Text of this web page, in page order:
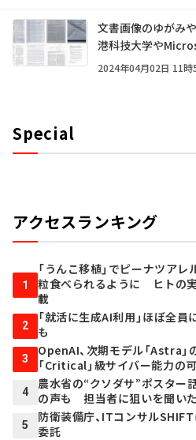
文書画像のゆがみ
港科技大学や
2024年04月02日 11時
Special
アクセスランキング
1
「うんこ移植」でピーナツア
粒食べられるように ヒトの
載
2
「就活に生成AI利用」ほぼ全
も
3
OpenAI、次期モデル「Astra
「Critical」級サイバー能力の
4
農水省の“クソダサ”ポスター
の声も 担当者に狙いを聞いた
5
防衛装備庁、ITコンサルSHIFT
委託